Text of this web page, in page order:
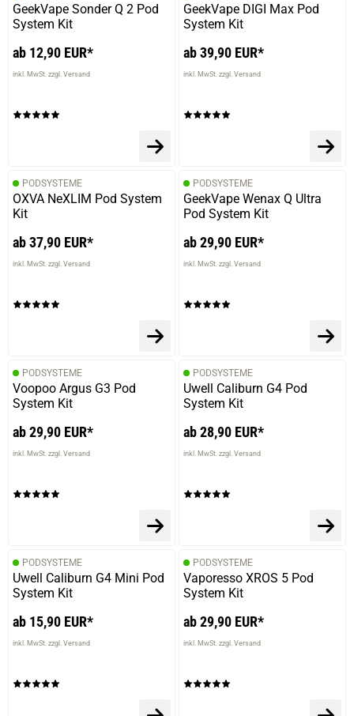
verifizierter Onlinekauf.
ist mein Favorit
Sehr lecker ! Das beste Saltnic Mango das es gibt.
GeekVape Sonder Q 2 Pod
System Kit
ab 12,90 EUR*
inkl. MwSt. zzgl. Versand
GeekVape DIGI Max Pod
System Kit
ab 39,90 EUR*
inkl. MwSt. zzgl. Versand
PODSYSTEME
OXVA NeXLIM Pod System
Kit
ab 37,90 EUR*
inkl. MwSt. zzgl. Versand
PODSYSTEME
GeekVape Wenax Q Ultra
Pod System Kit
ab 29,90 EUR*
inkl. MwSt. zzgl. Versand
PODSYSTEME
Voopoo Argus G3 Pod
System Kit
ab 29,90 EUR*
inkl. MwSt. zzgl. Versand
PODSYSTEME
Uwell Caliburn G4 Pod
System Kit
ab 28,90 EUR*
inkl. MwSt. zzgl. Versand
PODSYSTEME
Uwell Caliburn G4 Mini Pod
System Kit
ab 15,90 EUR*
inkl. MwSt. zzgl. Versand
PODSYSTEME
Vaporesso XROS 5 Pod
System Kit
ab 29,90 EUR*
inkl. MwSt. zzgl. Versand